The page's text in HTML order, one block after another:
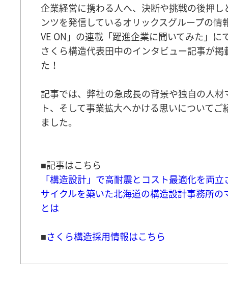
企業経営に携わる人へ、決断や挑戦の後押し
ンツを発信しているオリックスグループの情
VE ON」の連載「躍進企業に聞いてみた」に
さくら構造代表田中のインタビュー記事が掲
た！
記事では、弊社の急成長の背景や独自の人材
ト、そして事業拡大へかける思いについてご
ました。
■記事はこちら
「構造設計」で高耐震とコスト最適化を両
サイクルを築いた北海道の構造設計事務所の
とは
■さくら構造採用情報はこちら